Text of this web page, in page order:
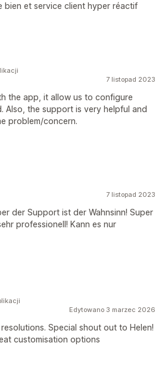
bien et service client hyper réactif
7 listopad 2023
the app, it allow us to configure
Also, the support is very helpful and
problem/concern.
7 listopad 2023
der Support ist der Wahnsinn! Super
professionell! Kann es nur
Edytowano 3 marzec 2026
Special shout out to Helen!
customisation options